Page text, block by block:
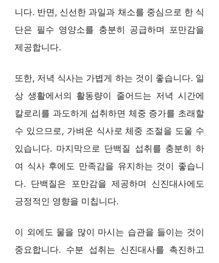
니다. 반면, 신선한 과일과 채소를 중심으로 한 식
단은 필수 영양소를 충분히 공급하며 포만감을
제공합니다.
또한, 저녁 식사는 가볍게 하는 것이 좋습니다. 일
상 생활에서의 활동량이 줄어드는 저녁 시간에
칼로리를 과도하게 섭취하면 체중 증가를 초래할
수 있으므로, 가벼운 식사로 체중 조절을 도울 수
있습니다. 마지막으로 단백질 섭취를 충분히 하
여 식사 후에도 만족감을 유지하는 것이 좋습니
다. 단백질은 포만감을 제공하며 신진대사에도
긍정적인 영향을 미칩니다.
이 외에도 물을 많이 마시는 습관을 들이는 것이
중요합니다. 수분 섭취는 신진대사를 촉진하고